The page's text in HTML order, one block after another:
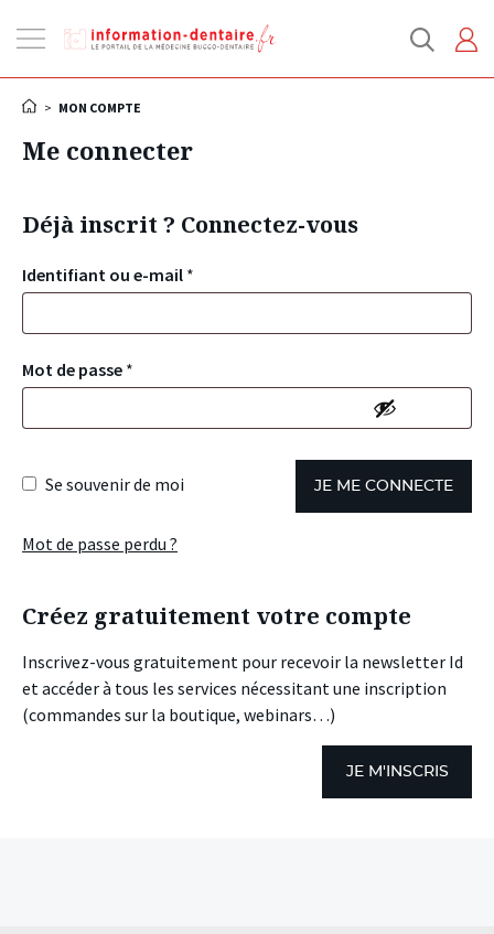
la
> MON COMPTE
Me connecter
Déjà inscrit ? Connectez-vous
Identifiant ou e-mail *
Mot de passe *
Se souvenir de moi JE ME CONNECTE
Mot de passe perdu ?
Créez gratuitement votre compte
Inscrivez-vous gratuitement pour recevoir la newsletter Id
et accéder à tous les services nécessitant une inscription
(commandes sur la boutique, webinars…)
JE M'INSCRIS